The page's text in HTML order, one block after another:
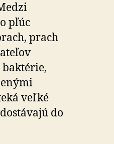
pľúc
prach
veľké
do